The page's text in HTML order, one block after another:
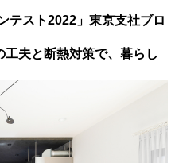
テスト2022」東京支社ブロ
夫と断熱対策で、暮らし